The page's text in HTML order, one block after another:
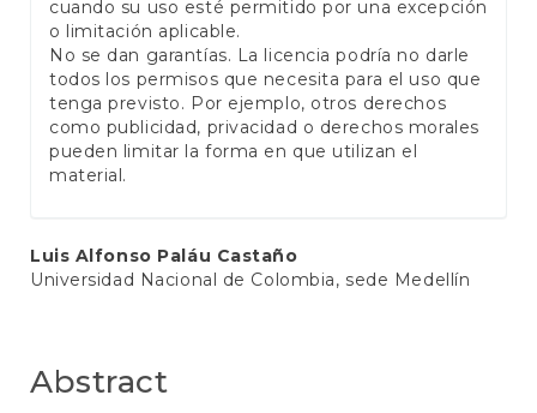
cuando su uso esté permitido por una excepción
o limitación aplicable.
No se dan garantías. La licencia podría no darle
todos los permisos que necesita para el uso que
tenga previsto. Por ejemplo, otros derechos
como publicidad, privacidad o derechos morales
pueden limitar la forma en que utilizan el
material.
Main
Article
Luis Alfonso Paláu Castaño
Universidad Nacional de Colombia, sede Medellín
Abstract